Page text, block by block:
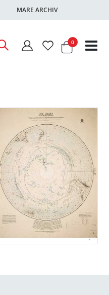
MARE ARCHIV
Warenkorb
0Artikel